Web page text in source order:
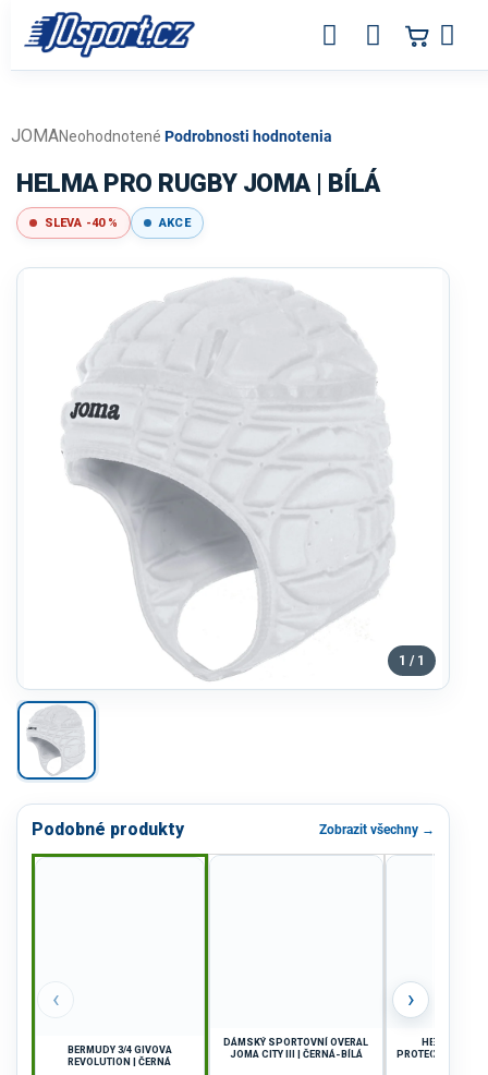
obsah
Priemerné
produktu
je
0,0
z
Neohodnotené Podrobnosti hodnotenia
JOMA
HELMA PRO RUGBY JOMA | BÍLÁ
SLEVA -40 % AKCE
1 / 1
Podobné produkty Zobrazit všechny →
‹
BERMUDY 3/4 GIVOVA
REVOLUTION | ČERNÁ
DÁMSKÝ SPORTOVNÍ OVERAL
JOMA CITY III | ČERNÁ-BÍLÁ
HELMA
PROTECTIVE |
›